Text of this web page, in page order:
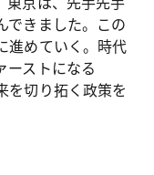
できました。この
進めていく。時代
ーストになる
を切り拓く政策を